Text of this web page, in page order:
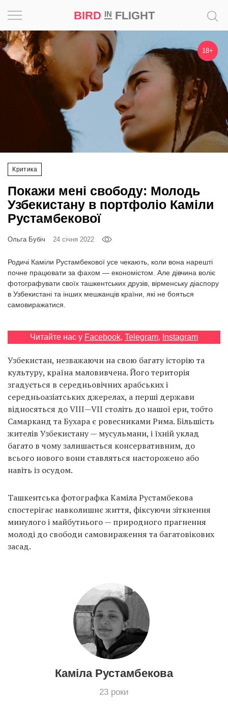
BIRD INFLIGHT
18+
Критика
Покажи мені свободу: Молодь
Узбекистану в портфоліо Каміли
Рустамбекової
Ольга Бубіч 24 січня 2022
Родичі Каміли Рустамбекової усе чекають, коли вона нарешті
почне працювати за фахом — економістом. Але дівчина воліє
фотографувати своїх ташкентських друзів, вірменську діаспору
в Узбекистані та інших мешканців країни, які не бояться
самовиражатися.
Читайте нас у Facebook, Telegram, Instagram
Узбекистан, незважаючи на свою багату історію та
культуру, країна маловивчена. Його територія
згадується в середньовічних арабських і
середньоазіатських джерелах, а перші держави
відносяться до VIII—VII століть до нашої ери, тобто
Самарканд та Бухара є ровесниками Рима. Більшість
жителів Узбекистану — мусульмани, і їхній уклад
багато в чому залишається консервативним, до
всього нового вони ставляться насторожено або
навіть із осудом.
Ташкентська фотографка Каміла Рустамбекова
спостерігає навколишнє життя, фіксуючи зіткнення
минулого і майбутнього — природного прагнення
молоді до свободи самовираження та багатовікових
засад.
Каміла Рустамбекова
23 роки